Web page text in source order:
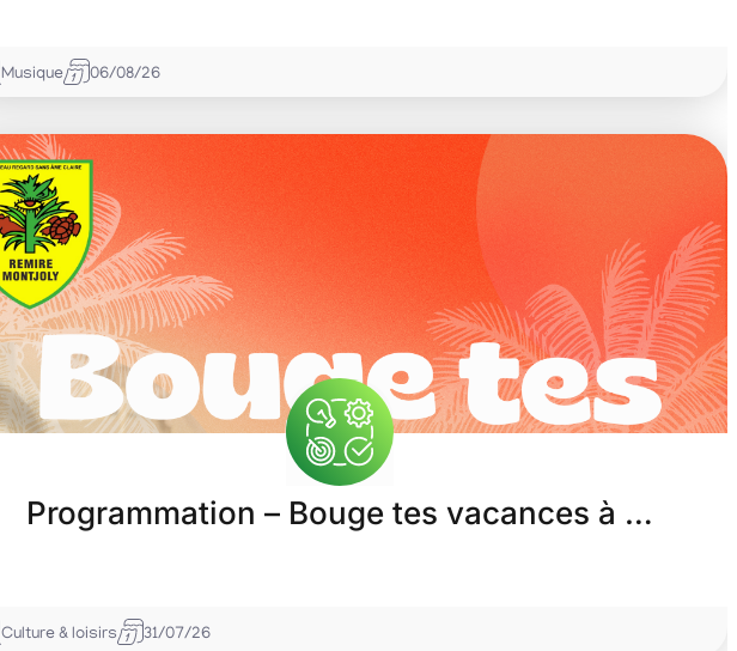
Musique 06/08/26
Programmation – Bouge tes vacances à …
Culture & loisirs 31/07/26